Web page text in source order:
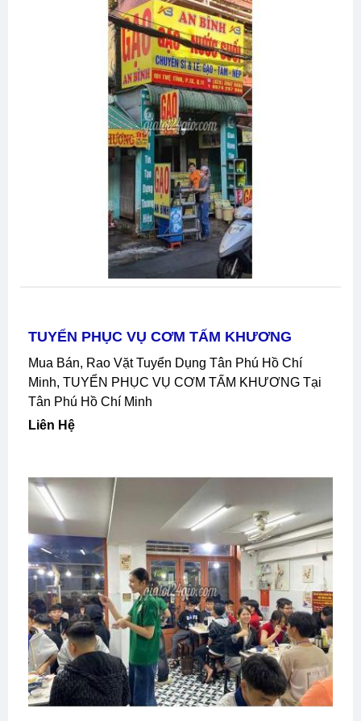
Tuyển Nhân Viên Giao Hàng Xe Máy
Minh, Tuyển Nhân Viên Giao Hàng Xe Máy Tại
Quận 11 Hồ Chí Minh
TUYỂN PHỤC VỤ CƠM TẤM KHƯƠNG
Mua Bán, Rao Vặt Tuyển Dụng Tân Phú Hồ Chí
Minh, TUYỂN PHỤC VỤ CƠM TẤM KHƯƠNG Tại
Tân Phú Hồ Chí Minh
Liên Hệ